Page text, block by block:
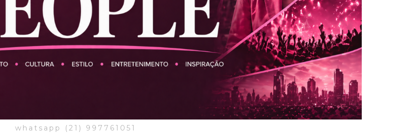
whatsapp (21) 997761051